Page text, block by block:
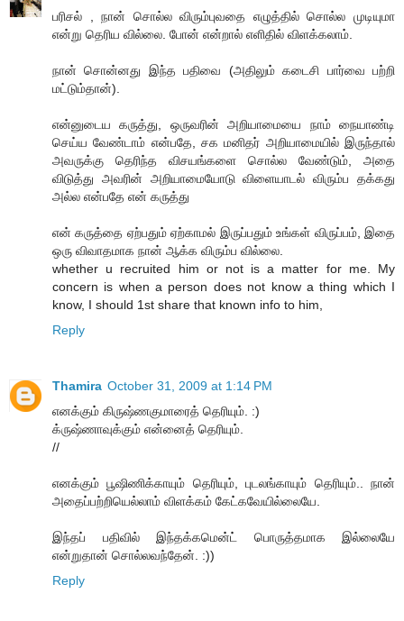
பரிசல் , நான் சொல்ல விரும்புவதை எழுத்தில் சொல்ல முடியுமா
என்று தெரிய வில்லை. போன் என்றால் எளிதில் விளக்கலாம்.
நான் சொன்னது இந்த பதிவை (அதிலும் கடைசி பார்வை பற்றி
மட்டும்தான்).
என்னுடைய கருத்து, ஒருவரின் அறியாமையை நாம் நையாண்டி
செய்ய வேண்டாம் என்பதே, சக மனிதர் அறியாமையில் இருந்தால்
அவருக்கு தெரிந்த விசயங்களை சொல்ல வேண்டும், அதை
விடுத்து அவரின் அறியாமையோடு விளையாடல் விரும்ப தக்கது
அல்ல என்பதே என் கருத்து
என் கருத்தை ஏற்பதும் ஏற்காமல் இருப்பதும் உங்கள் விருப்பம், இதை
ஒரு விவாதமாக நான் ஆக்க விரும்ப வில்லை.
whether u recruited him or not is a matter for me. My
concern is when a person does not know a thing which I
know, I should 1st share that known info to him,
Reply
Thamira October 31, 2009 at 1:14 PM
எனக்கும் கிருஷ்ணகுமாரைத் தெரியும். :)
க்ருஷ்ணாவுக்கும் என்னைத் தெரியும்.
//
எனக்கும் பூஷிணிக்காயும் தெரியும், புடலங்காயும் தெரியும்.. நான்
அதைப்பற்றியெல்லாம் விளக்கம் கேட்கவேயில்லையே.
இந்தப் பதிவில் இந்தக்கமென்ட் பொருத்தமாக இல்லையே
என்றுதான் சொல்லவந்தேன். :‍))
Reply